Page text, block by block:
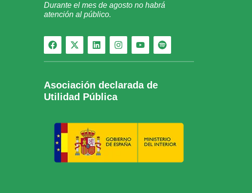
Durante el mes de agosto no habrá
atención al público.
Asociación declarada de
Utilidad Pública